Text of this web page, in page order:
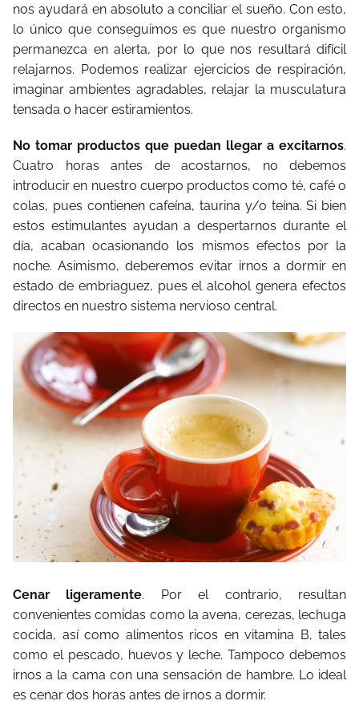
nos ayudará en absoluto a conciliar el sueño. Con esto,
lo único que conseguimos es que nuestro organismo
permanezca en alerta, por lo que nos resultará difícil
relajarnos. Podemos realizar ejercicios de respiración,
imaginar ambientes agradables, relajar la musculatura
tensada o hacer estiramientos.
No tomar productos que puedan llegar a excitarnos.
Cuatro horas antes de acostarnos, no debemos
introducir en nuestro cuerpo productos como té, café o
colas, pues contienen cafeína, taurina y/o teína. Si bien
estos estimulantes ayudan a despertarnos durante el
día, acaban ocasionando los mismos efectos por la
noche. Asimismo, deberemos evitar irnos a dormir en
estado de embriaguez, pues el alcohol genera efectos
directos en nuestro sistema nervioso central.
Cenar ligeramente. Por el contrario, resultan
convenientes comidas como la avena, cerezas, lechuga
cocida, así como alimentos ricos en vitamina B, tales
como el pescado, huevos y leche. Tampoco debemos
irnos a la cama con una sensación de hambre. Lo ideal
es cenar dos horas antes de irnos a dormir.